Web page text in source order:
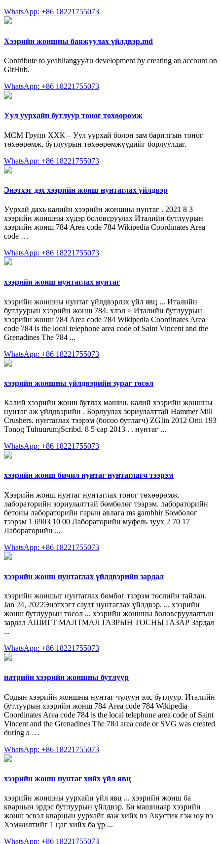
WhatsApp: +86 18221755073
Хээрийн жоншны баяжуулах үйлдвэр.md
Contribute to yeahliangyy/ru development by creating an account on
GitHub.
WhatsApp: +86 18221755073
Уул уурхайн бутлуур тоног төхөөрөмж
МСМ Групп ХХК – Уул уурхай болон зам барилгын тоног
төхөөрөмж, бутлуурын төхөөрөмжүүдийг борлуулдаг.
WhatsApp: +86 18221755073
Энэтхэг дэх хээрийн жонш нунтаглах үйлдвэр
Уурхай дахь калийн хээрийн жоншны нунтаг . 2021 8 3
хээрийн жоншны хүдэр боловсруулах Италийн бутлуурын
хээрийн жонш 784 Area code 784 Wikipedia Coordinates Area
code …
WhatsApp: +86 18221755073
хээрийн жонш нунтаглах нунтаг
хээрийн жоншны нунтаг үйлдвэрлэх үйл явц ... Италийн
бутлуурын хээрийн жонш 784. хлэл > Италийн бутлуурын
хээрийн жонш 784 Area code 784 Wikipedia Coordinates Area
code 784 is the local telephone area code of Saint Vincent and the
Grenadines The 784 ...
WhatsApp: +86 18221755073
хээрийн жоншны үйлдвэрийн зураг төсөл
Калий хээрийн жонш бутлах машин. калий хээрийн жоншны
нунтаг аж үйлдвэрийн . Борлуулах зориулалттай Hammer Mill
Crushers. нунтаглах тээрэм (босоо бутлагч) ZGIin 2012 Onii 193
Tonog TuhuurumjScribd. 8 5 сар 2013 . . нунтаг ...
WhatsApp: +86 18221755073
хээрийн жонш бичил нунтаг нунтаглагч тээрэм
Хээрийн жонш нунтаг нунтаглах тоног төхөөрөмж.
лабораторийн зориулалттай бөмбөлөг тээрэм. лабораторийн
бетоны лабораторийн гарын авлага ms gambhir Бөмбөлөг
тээрэм 1 6903 10 00 Лабораторийн муфель зуух 2 70 17
Лабораторийн ...
WhatsApp: +86 18221755073
хээрийн жонш нунтаглах үйлдвэрийн зардал
хээрийн жоншыг нунтаглах бөмбөг тээрэм төслийн тайлан.
Jan 24, 2022Энэтхэгт саулт нунтаглах үйлдвэр. ... хээрийн
жонш бутлуурын төсөл ... хээрийн жоншны боловсруулалтын
зардал АШИГТ МАЛТМАЛ ГАЗРЫН ТОСНЫ ГАЗАР Зардал
...
WhatsApp: +86 18221755073
натрийн хээрийн жоншны бутлуур
Содын хээрийн жоншны нунтаг чулуун элс бутлуур. Италийн
бутлуурын хээрийн жонш 784 Area code 784 Wikipedia
Coordinates Area code 784 is the local telephone area code of Saint
Vincent and the Grenadines The 784 area code or SVG was created
during a …
WhatsApp: +86 18221755073
хээрийн жонш нунтаг хийх үйл явц
хээрийн жоншны уурхайн үйл явц ... хээрийн жонш ба
кварцын эрдэс бутлуурын үйлдвэр. Би машинаар хээрийн
жонш эсвэл кварцын уурхайг яаж хийх вэ Акустик гэж юу вэ
Хэмжилтийг 1 цаг хийх ба үр ...
WhatsApp: +86 18221755073